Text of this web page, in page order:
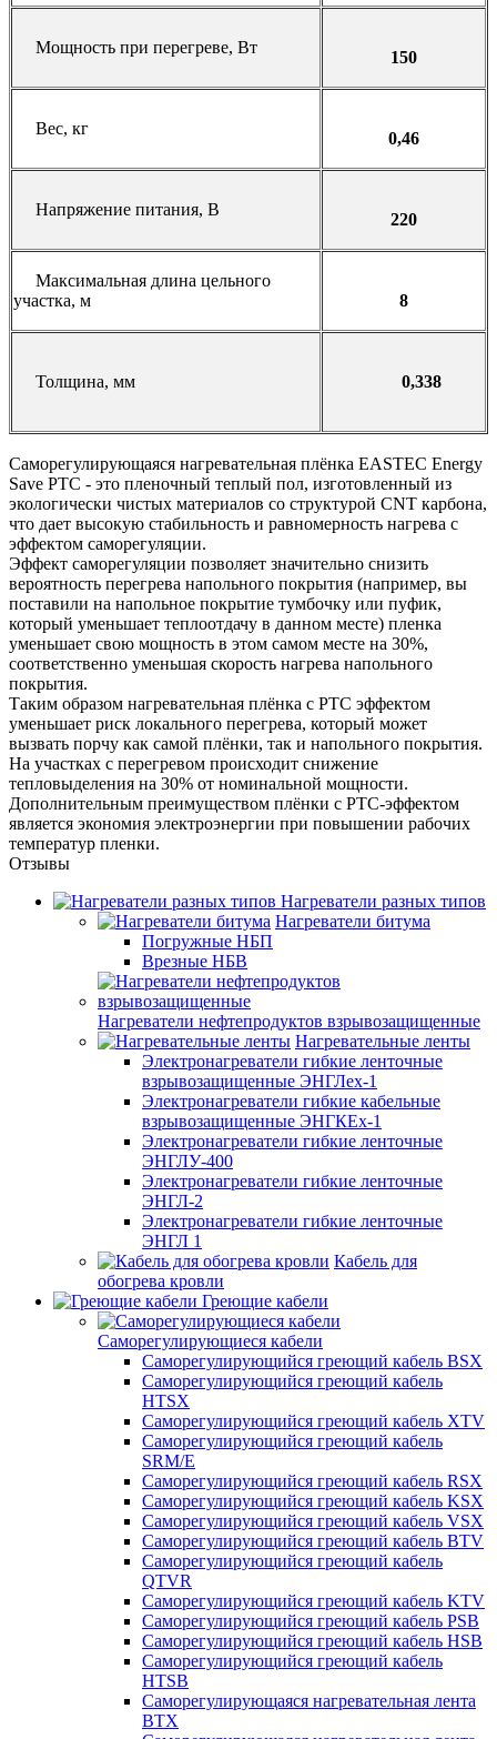
Мощность при перегреве, Вт
150
Вес, кг
0,46
Напряжение питания, В
220
Максимальная длина цельного
участка, м
8
Толщина, мм 0,338
Саморегулирующаяся нагревательная плёнка EASTEC Energy
Save PTC - это пленочный теплый пол, изготовленный из
экологически чистых материалов со структурой CNT карбона,
что дает высокую стабильность и равномерность нагрева с
эффектом саморегуляции.
Эффект саморегуляции позволяет значительно снизить
вероятность перегрева напольного покрытия (например, вы
поставили на напольное покрытие тумбочку или пуфик,
который уменьшает теплоотдачу в данном месте) пленка
уменьшает свою мощность в этом самом месте на 30%,
соответственно уменьшая скорость нагрева напольного
покрытия.
Таким образом нагревательная плёнка с PTC эффектом
уменьшает риск локального перегрева, который может
вызвать порчу как самой плёнки, так и напольного покрытия.
На участках с перегревом происходит снижение
тепловыделения на 30% от номинальной мощности.
Дополнительным преимуществом плёнки с PTC-эффектом
является экономия электроэнергии при повышении рабочих
температур пленки.
Отзывы
Нагреватели разных типов
Нагреватели битума
Погружные НБП
Врезные НБВ
Нагреватели нефтепродуктов взрывозащищенные
Нагревательные ленты
Электронагреватели гибкие ленточные
взрывозащищенные ЭНГЛех-1
Электронагреватели гибкие кабельные
взрывозащищенные ЭНГКЕх-1
Электронагреватели гибкие ленточные
ЭНГЛУ-400
Электронагреватели гибкие ленточные
ЭНГЛ-2
Электронагреватели гибкие ленточные
ЭНГЛ 1
Кабель для
обогрева кровли
Греющие кабели
Саморегулирующиеся кабели
Саморегулирующийся греющий кабель BSX
Саморегулирующийся греющий кабель
HTSX
Саморегулирующийся греющий кабель XTV
Саморегулирующийся греющий кабель
SRM/E
Саморегулирующийся греющий кабель RSX
Саморегулирующийся греющий кабель KSX
Саморегулирующийся греющий кабель VSX
Саморегулирующийся греющий кабель BTV
Саморегулирующийся греющий кабель
QTVR
Саморегулирующийся греющий кабель KTV
Саморегулирующийся греющий кабель PSB
Саморегулирующийся греющий кабель HSB
Саморегулирующийся греющий кабель
HTSB
Саморегулирующаяся нагревательная лента
ВТХ